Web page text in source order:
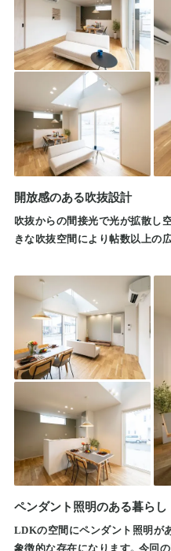
開放感のある吹抜設計
吹抜からの間接光で光が拡散し
きな吹抜空間により帖数以上の
ペンダント照明のある暮らし
LDKの空間にペンダント照明が
象徴的な存在になります。今回